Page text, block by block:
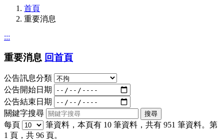
首頁
重要消息
:::
重要消息 回首頁
公告訊息分類
公告開始日期
公告結束日期
關鍵字搜尋
每頁
筆資料，本頁有 10 筆資料，共有 951 筆資料。第
1 頁，共 96 頁。